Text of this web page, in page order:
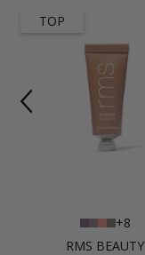
TOP
+8
RMS BEAUTY